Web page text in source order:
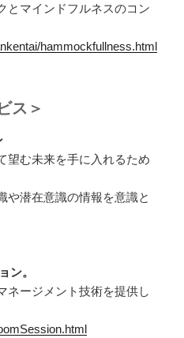
とマインドフルネスのコン
hammockfullness.html
ス＞
望む未来を手に入れるため
や潜在意識の情報を意識と
ン。
ネージメント技術を提供し